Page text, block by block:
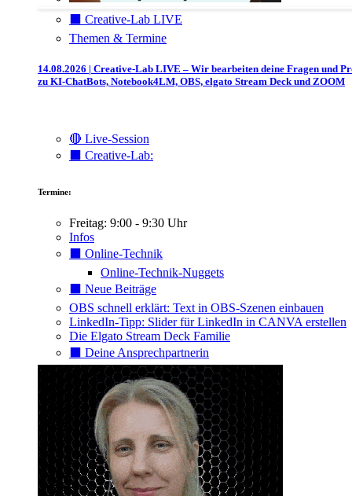
⬛️ Creative-Lab LIVE
Themen & Termine
14.08.2026 | Creative-Lab LIVE – Wir bearbeiten deine Fragen und
zu KI-ChatBots, Notebook4LM, OBS, elgato Stream Deck und ZOOM
🔴 Live-Session
⬛️ Creative-Lab:
Termine:
Freitag: 9:00 - 9:30 Uhr
Infos
⬛️ Online-Technik
Online-Technik-Nuggets
⬛️ Neue Beiträge
OBS schnell erklärt: Text in OBS-Szenen einbauen
LinkedIn-Tipp: Slider für LinkedIn in CANVA erstellen
Die Elgato Stream Deck Familie
⬛️ Deine Ansprechpartnerin